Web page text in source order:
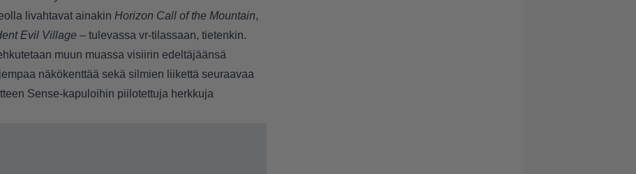
livahtavat ainakin Horizon Call of the Mountain,
Evil Village – tulevassa vr-tilassaan, tietenkin.
muun muassa visiirin edeltäjäänsä
näkökenttää sekä silmien liikettä seuraavaa
Sense-kapuloihin piilotettuja herkkuja